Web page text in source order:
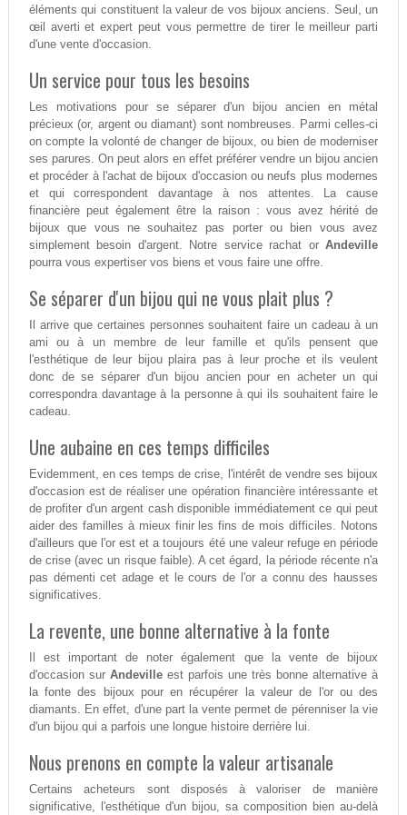
éléments qui constituent la valeur de vos bijoux anciens. Seul, un
œil averti et expert peut vous permettre de tirer le meilleur parti
d'une vente d'occasion.
Un service pour tous les besoins
Les motivations pour se séparer d'un bijou ancien en métal
précieux (or, argent ou diamant) sont nombreuses. Parmi celles-ci
on compte la volonté de changer de bijoux, ou bien de moderniser
ses parures. On peut alors en effet préférer vendre un bijou ancien
et procéder à l'achat de bijoux d'occasion ou neufs plus modernes
et qui correspondent davantage à nos attentes. La cause
financière peut également être la raison : vous avez hérité de
bijoux que vous ne souhaitez pas porter ou bien vous avez
simplement besoin d'argent. Notre service rachat orAndeville
pourra vous expertiser vos biens et vous faire une offre.
Se séparer d'un bijou qui ne vous plait plus ?
Il arrive que certaines personnes souhaitent faire un cadeau à un
ami ou à un membre de leur famille et qu'ils pensent que
l'esthétique de leur bijou plaira pas à leur proche et ils veulent
donc de se séparer d'un bijou ancien pour en acheter un qui
correspondra davantage à la personne à qui ils souhaitent faire le
cadeau.
Une aubaine en ces temps difficiles
Evidemment, en ces temps de crise, l'intérêt de vendre ses bijoux
d'occasion est de réaliser une opération financière intéressante et
de profiter d'un argent cash disponible immédiatement ce qui peut
aider des familles à mieux finir les fins de mois difficiles. Notons
d'ailleurs que l'or est et a toujours été une valeur refuge en période
de crise (avec un risque faible). A cet égard, la période récente n'a
pas démenti cet adage et le cours de l'or a connu des hausses
significatives.
La revente, une bonne alternative à la fonte
Il est important de noter également que la vente de bijoux
d'occasion sur Andevilleest parfois une très bonne alternative à
la fonte des bijoux pour en récupérer la valeur de l'or ou des
diamants. En effet, d'une part la vente permet de pérenniser la vie
d'un bijou qui a parfois une longue histoire derrière lui.
Nous prenons en compte la valeur artisanale
Certains acheteurs sont disposés à valoriser de manière
significative, l'esthétique d'un bijou, sa composition bien au-delà